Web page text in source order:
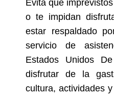
Evita que
o te impidan
estar respaldado
servicio de
Estados Unidos
disfrutar de la
cultura, actividades